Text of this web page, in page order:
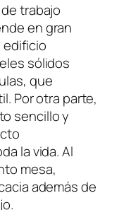
trabajo
en gran
edificio
sólidos
que
Por otra parte,
sencillo y
la vida. Al
mesa,
además de